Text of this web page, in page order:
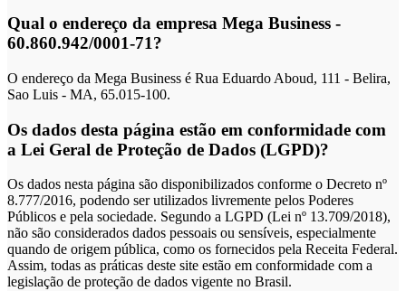
Qual o endereço da empresa Mega Business -
60.860.942/0001-71?
O endereço da Mega Business é Rua Eduardo Aboud, 111 - Belira,
Sao Luis - MA, 65.015-100.
Os dados desta página estão em conformidade com
a Lei Geral de Proteção de Dados (LGPD)?
Os dados nesta página são disponibilizados conforme o Decreto nº
8.777/2016, podendo ser utilizados livremente pelos Poderes
Públicos e pela sociedade. Segundo a LGPD (Lei nº 13.709/2018),
não são considerados dados pessoais ou sensíveis, especialmente
quando de origem pública, como os fornecidos pela Receita Federal.
Assim, todas as práticas deste site estão em conformidade com a
legislação de proteção de dados vigente no Brasil.